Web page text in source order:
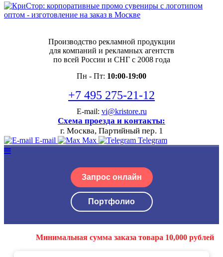
Производство рекламной продукции
для компаний и рекламных агентств
по всей России и СНГ с 2008 года
Пн - Пт: 10:00-19:00
+7 495 275-21-12
E-mail: vi@kristore.ru
Схема проезда и контакты:
г. Москва, Партийный пер. 1
E-mail Max Telegram
Запрос онлайн
Портфолио
Минимальная сумма заказа товара 10,000 рублей